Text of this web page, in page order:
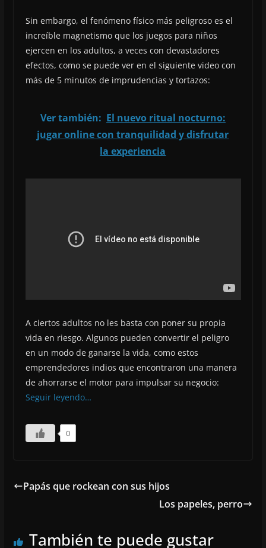
Sin embargo, el fenómeno físico más peligroso es el
increíble magnetismo que los juegos para niños
ejercen en los adultos, a veces con devastadores
efectos, como se puede ver en el siguiente video con
más de 5 minutos de imprudencias y tortazos:
Ver también: El nuevo ritual nocturno:
jugar online con tranquilidad y disfrutar
la experiencia
A ciertos adultos no les basta con poner su propia
vida en riesgo. Algunos pueden convertir el peligro
en un modo de ganarse la vida, como estos
emprendedores indios que encontraron una manera
de ahorrarse el motor para impulsar su negocio:
Seguir leyendo…
0
Papás que rockean con sus hijos
Los papeles, perro
También te puede gustar